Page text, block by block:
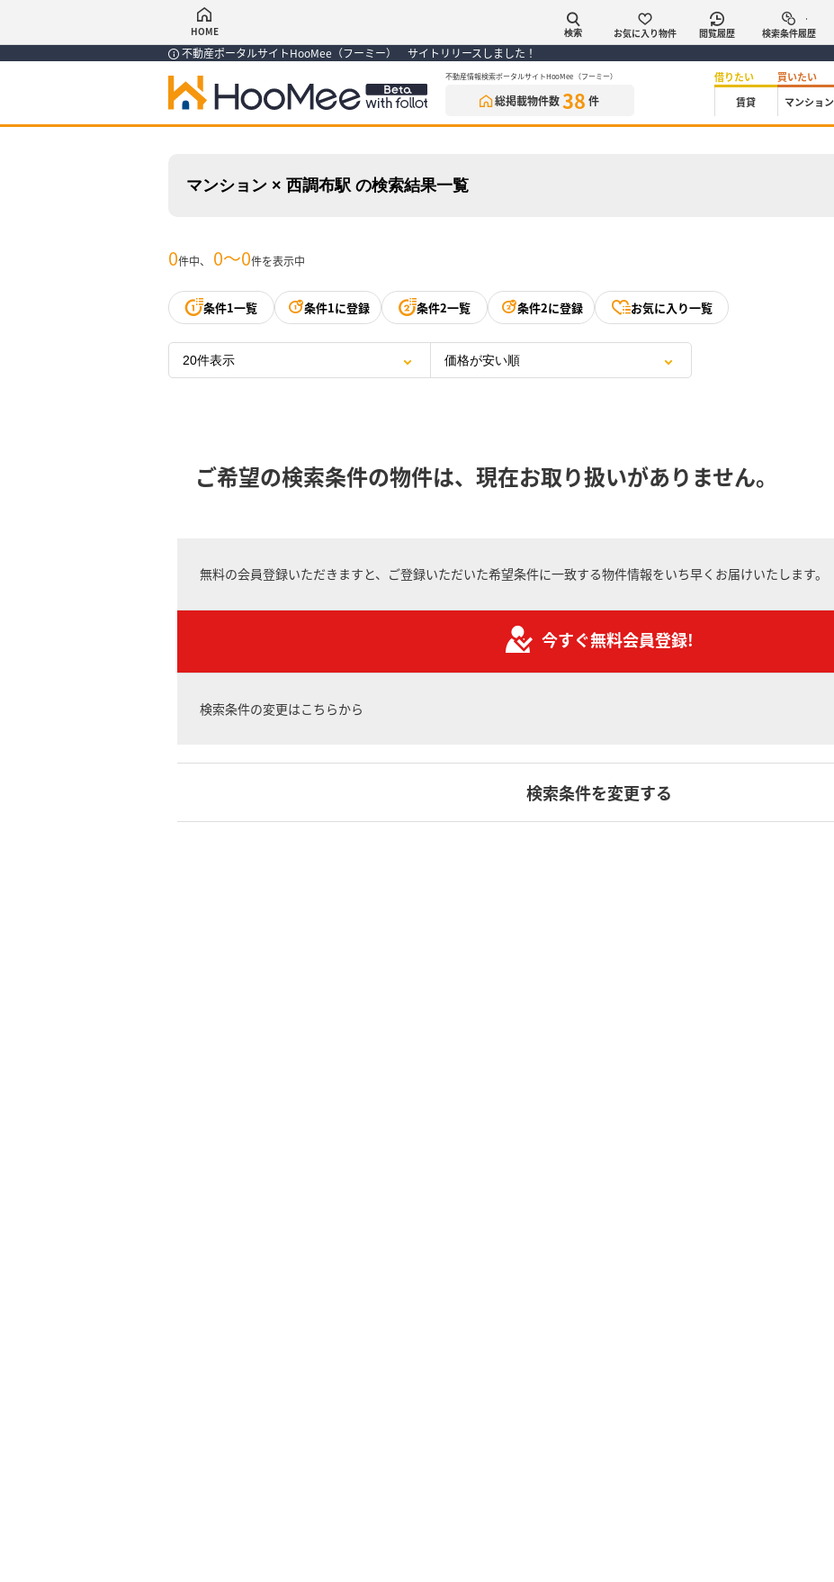
HOME 検索 お気に入り物件 閲覧履歴 検索条件履歴
不動産ポータルサイトHooMee（フーミー） サイトリリースしました！
不動産情報検索ポータルサイトHooMee（フーミー）
総掲載物件数38 件
借りたい
賃貸
買いたい
マンション
マンション × 西調布駅 の検索結果一覧
0件中、 0〜0件を表示中
条件1一覧 条件1に登録 条件2一覧 条件2に登録 お気に入り一覧
ご希望の検索条件の物件は、現在お取り扱いがありません。
無料の会員登録いただきますと、ご登録いただいた希望条件に一致する物件情報をいち早くお届けいたします。
今すぐ無料会員登録!
検索条件の変更はこちらから
検索条件を変更する